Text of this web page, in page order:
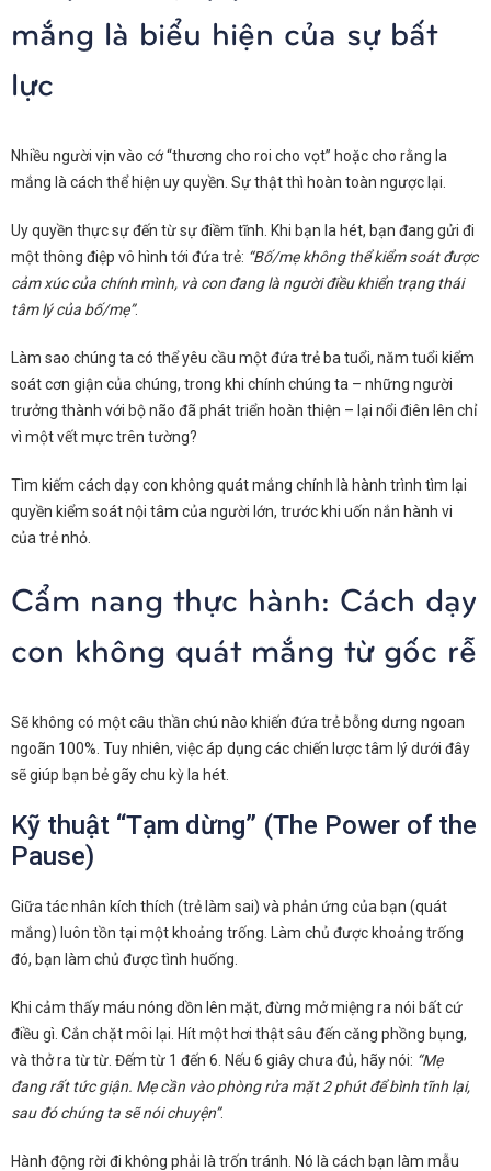
mắng là biểu hiện của sự bất
lực
Nhiều người vịn vào cớ “thương cho roi cho vọt” hoặc cho rằng la
mắng là cách thể hiện uy quyền. Sự thật thì hoàn toàn ngược lại.
Uy quyền thực sự đến từ sự điềm tĩnh. Khi bạn la hét, bạn đang gửi đi
một thông điệp vô hình tới đứa trẻ: “Bố/mẹ không thể kiểm soát được
cảm xúc của chính mình, và con đang là người điều khiển trạng thái
tâm lý của bố/mẹ”.
Làm sao chúng ta có thể yêu cầu một đứa trẻ ba tuổi, năm tuổi kiểm
soát cơn giận của chúng, trong khi chính chúng ta – những người
trưởng thành với bộ não đã phát triển hoàn thiện – lại nổi điên lên chỉ
vì một vết mực trên tường?
Tìm kiếm cách dạy con không quát mắng chính là hành trình tìm lại
quyền kiểm soát nội tâm của người lớn, trước khi uốn nắn hành vi
của trẻ nhỏ.
Cẩm nang thực hành: Cách dạy
con không quát mắng từ gốc rễ
Sẽ không có một câu thần chú nào khiến đứa trẻ bỗng dưng ngoan
ngoãn 100%. Tuy nhiên, việc áp dụng các chiến lược tâm lý dưới đây
sẽ giúp bạn bẻ gãy chu kỳ la hét.
Kỹ thuật “Tạm dừng” (The Power of the
Pause)
Giữa tác nhân kích thích (trẻ làm sai) và phản ứng của bạn (quát
mắng) luôn tồn tại một khoảng trống. Làm chủ được khoảng trống
đó, bạn làm chủ được tình huống.
Khi cảm thấy máu nóng dồn lên mặt, đừng mở miệng ra nói bất cứ
điều gì. Cắn chặt môi lại. Hít một hơi thật sâu đến căng phồng bụng,
và thở ra từ từ. Đếm từ 1 đến 6. Nếu 6 giây chưa đủ, hãy nói: “Mẹ
đang rất tức giận. Mẹ cần vào phòng rửa mặt 2 phút để bình tĩnh lại,
sau đó chúng ta sẽ nói chuyện”.
Hành động rời đi không phải là trốn tránh. Nó là cách bạn làm mẫu